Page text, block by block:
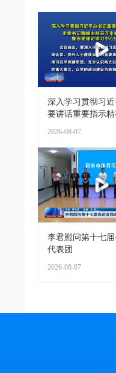
深入学习贯彻习
要讲话重要指示
2026-08-07
李君慰问第十七
代表团
2026-08-07